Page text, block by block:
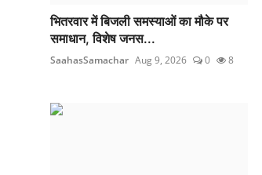
भितरवार में बिजली समस्याओं का मौके पर
समाधान, विशेष जनस...
SaahasSamachar Aug 9, 2026 0 8